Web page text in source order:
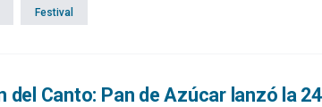
Festival
del Canto: Pan de Azúcar lanzó la